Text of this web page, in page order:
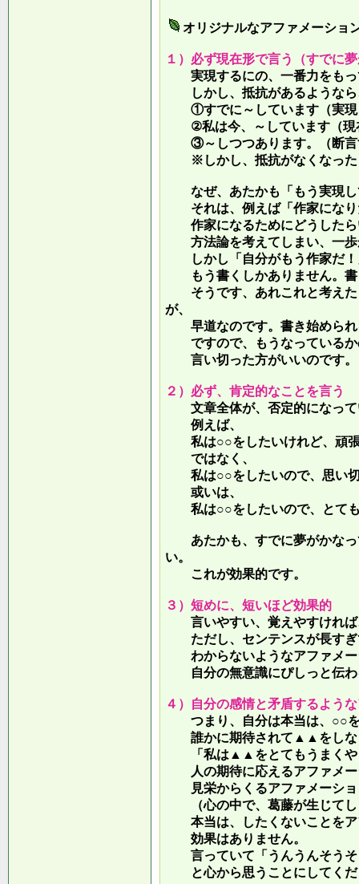
オリジナルなアファメーショ
１）必ず現在形で言う（すでに
実現するにの、一番力をもっ
しかし、抵抗があるような
①すでに～しています（実現
②私は今、～しています（現
③～しつつあります。（断言
※しかし、抵抗がなくなった
なぜ、あたかも「もう実現し
それは、例えば「作家になり
作家になるためにどうしたら
方法論を考えてしまい、一歩
しかし「自分がもう作家だ！
もう書くしかありません。書
そうです、あれこれと考えた
が、
早道なのです。書き始められ
ですので、もうなっているか
言い切った方がいいのです。
２）必ず、肯定的なことを言う
文章全体が、否定的になっ
例えば、
私は○○をしたいけれど、頑張
ではなく、
私は○○をしたいので、思い切
或いは、
私は○○をしたいので、とても
あたかも、すでに夢がかなっ
い。
これが効果的です。
３）短めに、短いほど効果的
言いやすい、覚えやすければ
ただし、センテンスが長すぎ
わからないようなアファメー
自分の無意識にぴしっと伝わ
４）自分の感情と矛盾するよう
つまり、自分は本当は、○○を
誰かに期待されて▲▲をしな
「私は▲▲をとてもうまくや
人の期待に応えるアファメ
見栄からくるアファメーショ
（心の中で、葛藤が生じてし
本当は、したくないことをア
効果はありません。
言っていて 「うんうんそう
と心から思うことにしてくだ